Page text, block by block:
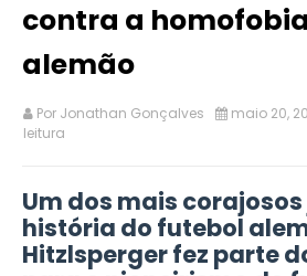
contra a
alemão
Por Jonathan Gonçalves maio 20,
leitura
Um dos mais
história do futebol
Hitzlsperger fez parte